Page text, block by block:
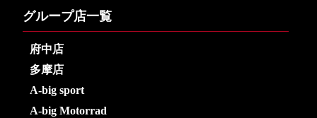
グループ店一覧
府中店
多摩店
A-big sport
A-big Motorrad